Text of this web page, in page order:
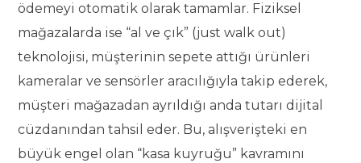
ödemeyi otomatik olarak tamamlar. Fiziksel
mağazalarda ise “al ve çık” (just walk out)
teknolojisi, müşterinin sepete attığı ürünleri
kameralar ve sensörler aracılığıyla takip ederek,
müşteri mağazadan ayrıldığı anda tutarı dijital
cüzdanından tahsil eder. Bu, alışverişteki en
büyük engel olan “kasa kuyruğu” kavramını